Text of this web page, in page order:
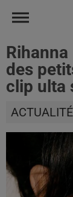
des
clip ulta